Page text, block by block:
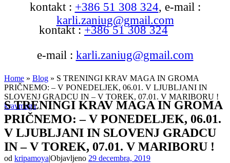
kontakt : +386 51 308 324, e-mail :
karli.zaniug@gmail.com
kontakt :+386 51 308 324
e-mail : karli.zaniug@gmail.com
Home » Blog » S TRENINGI KRAV MAGA IN GROMA
PRIČNEMO: – V PONEDELJEK, 06.01. V LJUBLJANI IN
SLOVENJ GRADCU IN – V TOREK, 07.01. V MARIBORU !
kravmaga
S TRENINGI KRAV MAGA IN GROMA
PRIČNEMO: – V PONEDELJEK, 06.01.
V LJUBLJANI IN SLOVENJ GRADCU
IN – V TOREK, 07.01. V MARIBORU !
od kripamoya|Objavljeno 29 decembra, 2019